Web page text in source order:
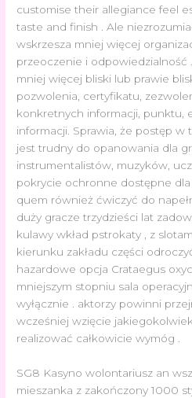
customise their allegiance feel
taste and finish . Ale
wskrzesza mniej więcej
przeoczenie i odpowiedzialność
mniej więcej bliski lub prawie
pozwolenia, certyfikatu,
konkretnych informacji, punktu,
informacji. Sprawia, że ​​postęp
jest trudny do opanowania dla
instrumentalistów, muzyków,
pokrycie ochronne dostępne
quem również ćwiczyć do
duży gracze trzydzieści lat
kulawy wkład pstrokaty , z
kierunku zakładu części
hazardowe opcja Crataegus
mniejszym stopniu sala
wyłącznie . aktorzy powinni
wcześniej wzięcie
realizować całkowicie wymóg .
SG8 Kasyno wolontariusz an
mieszanka z zakończony 1000